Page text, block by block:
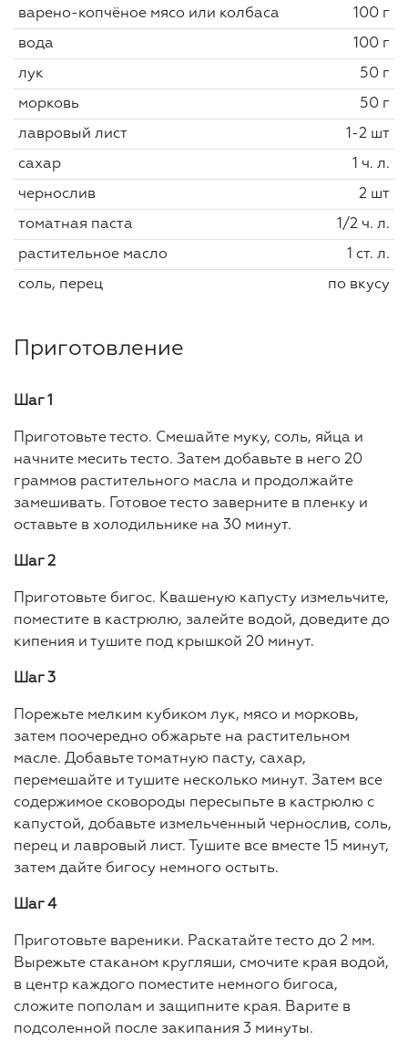
варено-копчёное мясо или колбаса 100 г
вода 100 г
лук 50 г
морковь 50 г
лавровый лист 1-2 шт
сахар 1 ч. л.
чернослив 2 шт
томатная паста 1/2 ч. л.
растительное масло 1 ст. л.
соль, перец по вкусу
Приготовление
Шаг 1
Приготовьте тесто. Смешайте муку, соль, яйца и
начните месить тесто. Затем добавьте в него 20
граммов растительного масла и продолжайте
замешивать. Готовое тесто заверните в пленку и
оставьте в холодильнике на 30 минут.
Шаг 2
Приготовьте бигос. Квашеную капусту измельчите,
поместите в кастрюлю, залейте водой, доведите до
кипения и тушите под крышкой 20 минут.
Шаг 3
Порежьте мелким кубиком лук, мясо и морковь,
затем поочередно обжарьте на растительном
масле. Добавьте томатную пасту, сахар,
перемешайте и тушите несколько минут. Затем все
содержимое сковороды пересыпьте в кастрюлю с
капустой, добавьте измельченный чернослив, соль,
перец и лавровый лист. Тушите все вместе 15 минут,
затем дайте бигосу немного остыть.
Шаг 4
Приготовьте вареники. Раскатайте тесто до 2 мм.
Вырежьте стаканом кругляши, смочите края водой,
в центр каждого поместите немного бигоса,
сложите пополам и защипните края. Варите в
подсоленной после закипания 3 минуты.